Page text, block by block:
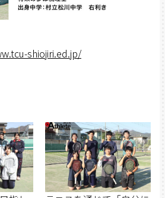
shiojiri.ed.jp/